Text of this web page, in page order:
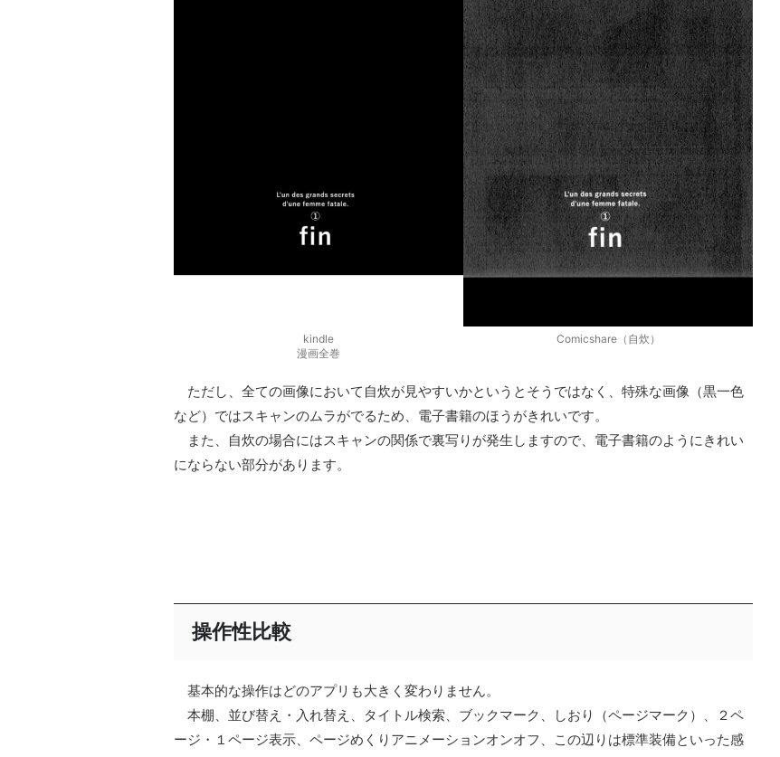
kindle
漫画全巻
Comicshare（自炊）
ただし、全ての画像において自炊が見やすいかというとそうではなく、特殊な画像（黒一色
など）ではスキャンのムラがでるため、電子書籍のほうがきれいです。
また、自炊の場合にはスキャンの関係で裏写りが発生しますので、電子書籍のようにきれい
にならない部分があります。
操作性比較
基本的な操作はどのアプリも大きく変わりません。
本棚、並び替え・入れ替え、タイトル検索、ブックマーク、しおり（ページマーク）、２ペ
ージ・１ページ表示、ページめくりアニメーションオンオフ、この辺りは標準装備といった感